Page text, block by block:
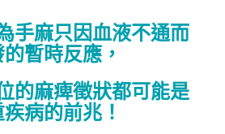
手麻只因血液不通而
的暫時反應，
的麻痺徵狀都可能是
病的前兆！